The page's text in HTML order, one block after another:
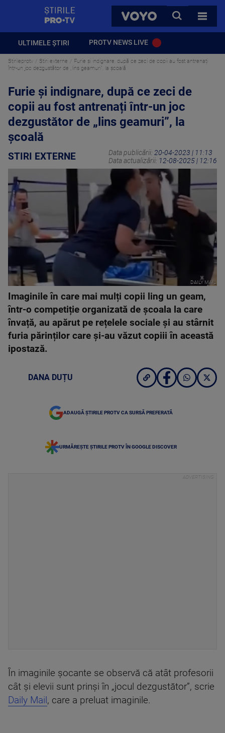
VOYO
CAUTA
TOATE
ULTIMELE ȘTIRI PROTV NEWS LIVE
Stirileprotv Stiri externe
Furie și indignare, după ce zeci de copii au fost antrenați
într-un joc dezgustător de „lins geamuri”, la școală
Furie și indignare, după ce zeci de
copii au fost antrenați într-un joc
dezgustător de „lins geamuri”, la
școală
STIRI EXTERNE Data publicării: 20-04-2023 | 11:13
Data actualizării: 12-08-2025 | 12:16
DAILY MAIL
Imaginile în care mai mulți copii ling un geam,
într-o competiție organizată de școala la care
învață, au apărut pe rețelele sociale și au stârnit
furia părinților care și-au văzut copiii în această
ipostază.
DANA DUȚU
ADAUGĂ ȘTIRILE PROTV CA SURSĂ PREFERATĂ
URMĂREȘTE ȘTIRILE PROTV ÎN GOOGLE DISCOVER
În imaginile șocante se observă că atât profesorii
cât și elevii sunt prinși în „jocul dezgustător”, scrie
Daily Mail , care a preluat imaginile.